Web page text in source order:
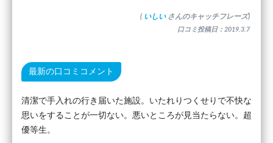
( いしい さんのキャッチフレーズ)
口コミ投稿日：2019.3.7
最新の口コミコメント
清潔で手入れの行き届いた施設。いたれりつくせりで不快な
思いをすることが一切ない。悪いところが見当たらない。超
優等生。